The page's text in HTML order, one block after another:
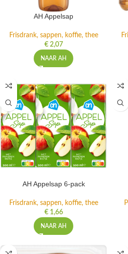
AH Appelsap
Frisdrank, sappen, koffie, thee
€2,07
NAAR AH
AH Appelsap 6-pack
Frisdrank, sappen, koffie, thee
€1,66
NAAR AH